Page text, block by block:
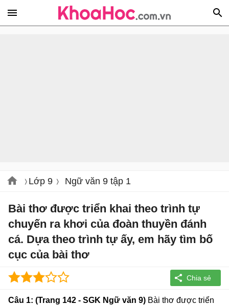
Lớp 9 Ngữ văn 9 tập 1
Bài thơ được triển khai theo trình tự
chuyến ra khơi của đoàn thuyền đánh
cá. Dựa theo trình tự ấy, em hãy tìm bố
cục của bài thơ
Câu 1: (Trang 142 - SGK Ngữ văn 9) Bài thơ được triển